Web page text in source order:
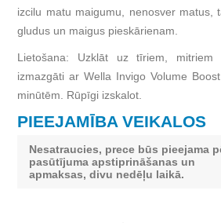
izcilu matu maigumu, nenosver matus,
gludus un maigus pieskārienam.
Lietošana: Uzklāt uz tīriem, mitriem
izmazgāti ar Wella Invigo Volume
minūtēm. Rūpīgi izskalot.
PIEEJAMĪBA VEIKALOS
Nesatraucies, prece būs pieejama
pasūtījuma apstiprināšanas un
apmaksas, divu nedēļu laikā.